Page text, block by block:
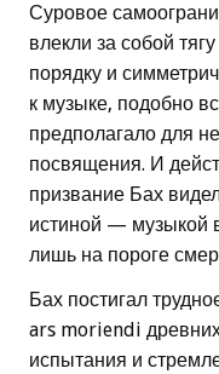
Суровое
влекли за собой
порядку и
к музыке, подобно
предполагало для
посвящения. И
призвание Бах
истиной — музыкой
лишь на пороге
Бах постигал
ars moriendi
испытания и